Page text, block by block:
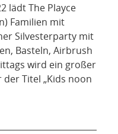
lädt The Playce
Familien mit
Silvesterparty mit
Basteln, Airbrush
wird ein großer
Titel „Kids noon